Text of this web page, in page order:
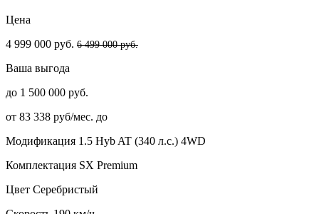
Цена
4 999 000 руб. 6 499 000 руб.
Ваша выгода
до 1 500 000 руб.
от 83 338 руб/мес. до
Модификация 1.5 Hyb AT (340 л.с.) 4WD
Комплектация SX Premium
Цвет Серебристый